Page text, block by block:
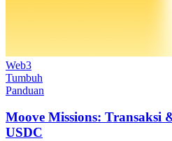
Web3
Tumbuh
Panduan
Moove Missions: Transaksi
USDC